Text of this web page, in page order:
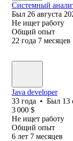
Системный
Был 26 августа
Не ищет работу
Общий опыт
22 года 7 месяцев
Java developer
33 года • Был 13
3 000 $
Не ищет работу
Общий опыт
6 лет 7 месяцев